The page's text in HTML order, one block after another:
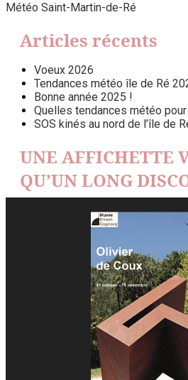
Météo Saint-Martin-de-Ré
Articles récents
Voeux 2026
Tendances météo île de Ré
Bonne année 2025 !
Quelles tendances météo pour
SOS kinés au nord de l’île de
UNE AFFICHETTE
QU’UN LONG